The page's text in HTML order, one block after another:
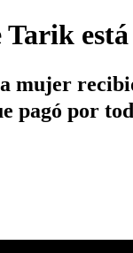
Tarik
mujer
pagó por